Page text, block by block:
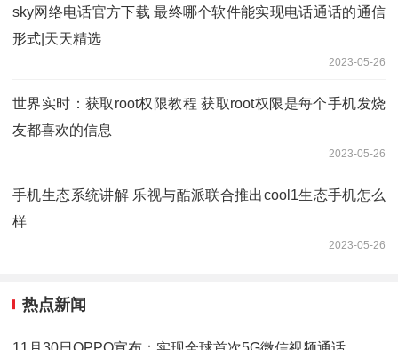
sky网络电话官方下载 最终哪个软件能实现电话通话的通信
形式|天天精选
2023-05-26
世界实时：获取root权限教程 获取root权限是每个手机发烧
友都喜欢的信息
2023-05-26
手机生态系统讲解 乐视与酷派联合推出cool1生态手机怎么
样
2023-05-26
热点新闻